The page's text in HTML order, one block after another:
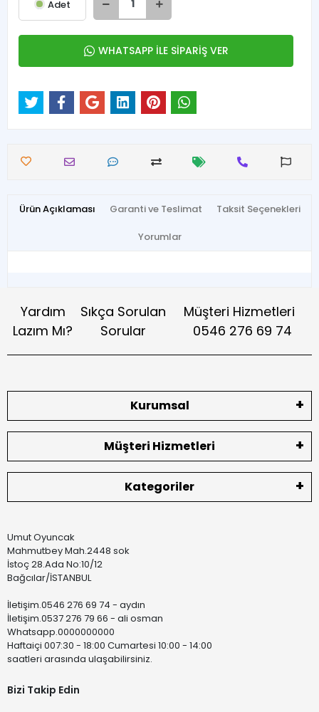
Adet
WHATSAPP İLE SİPARİŞ VER
Ürün Açıklaması Garanti ve Teslimat Taksit Seçenekleri
Yorumlar
Yardım
Lazım Mı?
Sıkça Sorulan
Sorular
Müşteri Hizmetleri
0546 276 69 74
Kurumsal
Müşteri Hizmetleri
Kategoriler
Umut Oyuncak
Mahmutbey Mah.2448 sok
İstoç 28.Ada No:10/12
Bağcılar/İSTANBUL
İletişim.0546 276 69 74 - aydın
İletişim.0537 276 79 66 - ali osman
Whatsapp.0000000000
Haftaiçi 007:30 - 18:00 Cumartesi 10:00 - 14:00
saatleri arasında ulaşabilirsiniz.
Bizi Takip Edin